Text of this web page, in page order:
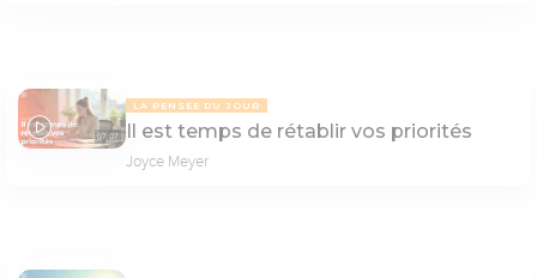
07:07
LA PENSÉE DU JOUR
Il est temps de rétablir vos priorités
Joyce Meyer